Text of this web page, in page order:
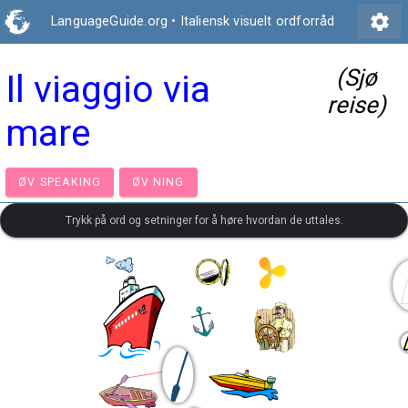
LanguageGuide.org • Italiensk visuelt ordforråd settings
Il viaggio via
mare
(Sjø
reise)
ØV SPEAKING ØV NING
Trykk på ord og setninger for å høre hvordan de uttales.